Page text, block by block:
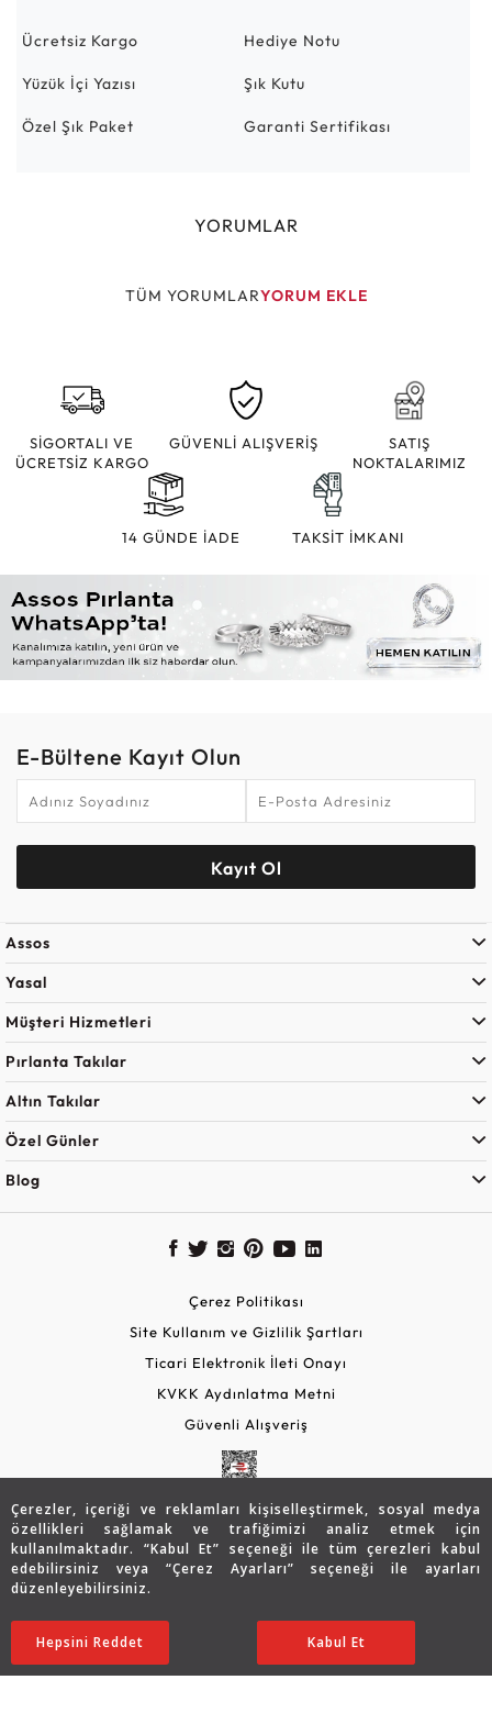
Çerezler, içeriği ve reklamları kişiselleştirmek, sosyal medya
özellikleri sağlamak ve trafiğimizi analiz etmek için
kullanılmaktadır. “Kabul Et” seçeneği ile tüm çerezleri kabul
edebilirsiniz veya “Çerez Ayarları” seçeneği ile ayarları
düzenleyebilirsiniz.
Ayarları Düzenle
Hepsini Reddet Kabul Et
68.034 TL
47.598TL SATIN ALIN
Ücretsiz Kargo Hediye Notu
Yüzük İçi Yazısı Şık Kutu
Özel Şık Paket Garanti Sertifikası
YORUMLAR
TÜM YORUMLARYORUM EKLE
SİGORTALI VE
ÜCRETSİZ KARGO
GÜVENLİ ALIŞVERİŞ
SATIŞ
NOKTALARIMIZ
14 GÜNDE İADE TAKSİT İMKANI
E-Bültene Kayıt Olun
Kayıt Ol
Assos
Yasal
Müşteri Hizmetleri
Pırlanta Takılar
Altın Takılar
Özel Günler
Blog
Çerez Politikası
Site Kullanım ve Gizlilik Şartları
Ticari Elektronik İleti Onayı
KVKK Aydınlatma Metni
Güvenli Alışveriş
Copyright © 2026 Assos Pırlanta - Bu sitenin tüm hakları